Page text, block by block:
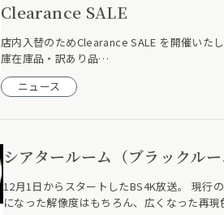
Clearance SALE
店内入替のためClearance SALE を開催いた
庫在庫品・訳あり品…
ニュース
シアタールーム（ブラックル
12月1日からスタートしたBS4K放送。 現行
になった解像度はもちろん、広くなった再